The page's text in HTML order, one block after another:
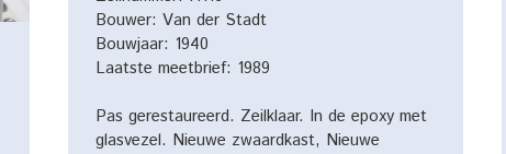
Bouwer: Van der Stadt
Bouwjaar: 1940
Laatste meetbrief: 1989
Pas gerestaureerd. Zeilklaar. In de epoxy met
glasvezel. Nieuwe zwaardkast, Nieuwe